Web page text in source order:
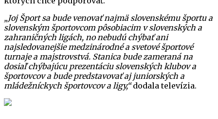
„Joj Šport sa bude venovať najmä slovenskému športu a
slovenským športovcom pôsobiacim v slovenských a
zahraničných ligách, no nebudú chýbať ani
najsledovanejšie medzinárodné a svetové športové
turnaje a majstrovstvá. Stanica bude zameraná na
dosiaľ chýbajúcu prezentáciu slovenských klubov a
športovcov a bude predstavovať aj juniorských a
mládežníckych športovcov a ligy,“dodala televízia.